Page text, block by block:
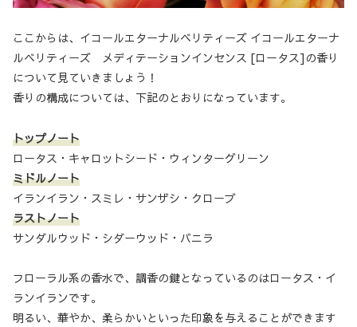
ここからは、イコールエターナルベリティーズ イコールエターナ
ルベリティーズ メディテーションインセンス [ロータス]の香り
について見ていきましょう！
香りの構成については、下記のとおりになっています。
トップノート
ロータス・キャロットシード・ウィンターグリーン
ミドルノート
イランイラン・スミレ・サンザシ・クローブ
ラストノート
サンダルウッド・シダーウッド・バニラ
フローラル系の香水で、調香の鍵となっているのはロータス・イ
ランイランです。
明るい、華やか、柔らかいといった印象を与えることができます